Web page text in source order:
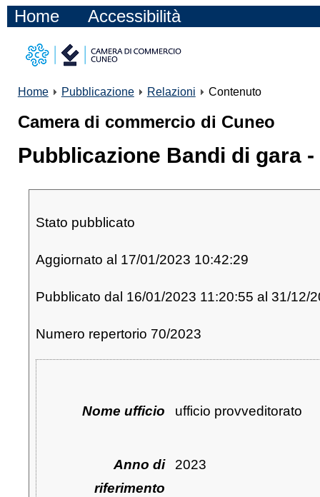
Home Accessibilità
Home Pubblicazione Relazioni Contenuto
Camera di commercio di Cuneo
Pubblicazione Bandi di gara -
Stato pubblicato
Aggiornato al 17/01/2023 10:42:29
Pubblicato dal 16/01/2023 11:20:55 al 31/12/
Numero repertorio 70/2023
Nome ufficio ufficio provveditorato
Anno di
riferimento
2023